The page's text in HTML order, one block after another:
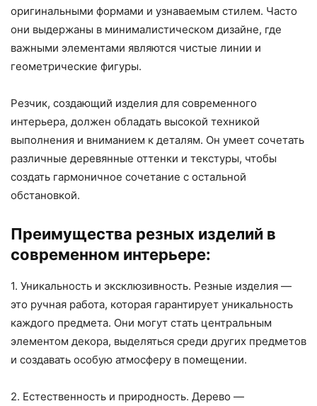
оригинальными формами и узнаваемым стилем. Часто
они выдержаны в минималистическом дизайне, где
важными элементами являются чистые линии и
геометрические фигуры.
Резчик, создающий изделия для современного
интерьера, должен обладать высокой техникой
выполнения и вниманием к деталям. Он умеет сочетать
различные деревянные оттенки и текстуры, чтобы
создать гармоничное сочетание с остальной
обстановкой.
Преимущества резных изделий в
современном интерьере:
1. Уникальность и эксклюзивность. Резные изделия —
это ручная работа, которая гарантирует уникальность
каждого предмета. Они могут стать центральным
элементом декора, выделяться среди других предметов
и создавать особую атмосферу в помещении.
2. Естественность и природность. Дерево —